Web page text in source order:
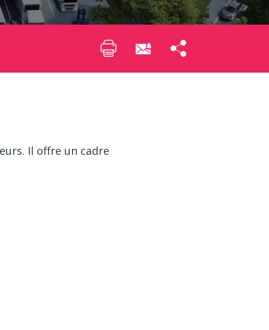
Il offre un cadre